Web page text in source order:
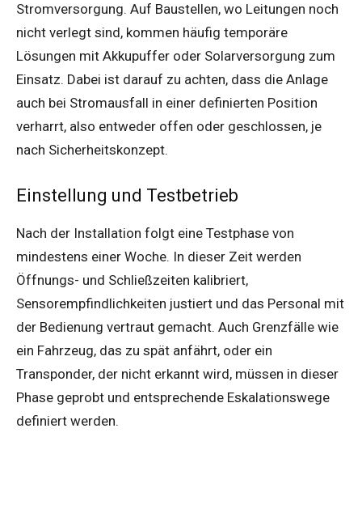
Stromversorgung. Auf Baustellen, wo Leitungen noch
nicht verlegt sind, kommen häufig temporäre
Lösungen mit Akkupuffer oder Solarversorgung zum
Einsatz. Dabei ist darauf zu achten, dass die Anlage
auch bei Stromausfall in einer definierten Position
verharrt, also entweder offen oder geschlossen, je
nach Sicherheitskonzept.
Einstellung und Testbetrieb
Nach der Installation folgt eine Testphase von
mindestens einer Woche. In dieser Zeit werden
Öffnungs- und Schließzeiten kalibriert,
Sensorempfindlichkeiten justiert und das Personal mit
der Bedienung vertraut gemacht. Auch Grenzfälle wie
ein Fahrzeug, das zu spät anfährt, oder ein
Transponder, der nicht erkannt wird, müssen in dieser
Phase geprobt und entsprechende Eskalationswege
definiert werden.